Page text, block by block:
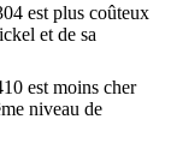
est plus coûteux
et de sa
est moins cher
niveau de